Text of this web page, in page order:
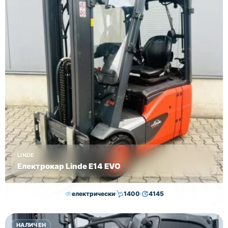
LINDE
Електрокар Linde E14 EVO
електрически 1400 4145
15,000.00€14,500.00€
НАЛИЧЕН